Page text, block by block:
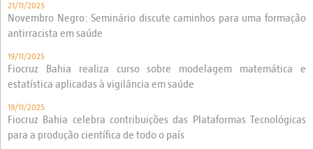
21/11/2025
Novembro Negro: Seminário discute caminhos para uma formação
antirracista em saúde
19/11/2025
Fiocruz Bahia realiza curso sobre modelagem matemática e
estatística aplicadas à vigilância em saúde
19/11/2025
Fiocruz Bahia celebra contribuições das Plataformas Tecnológicas
para a produção científica de todo o país